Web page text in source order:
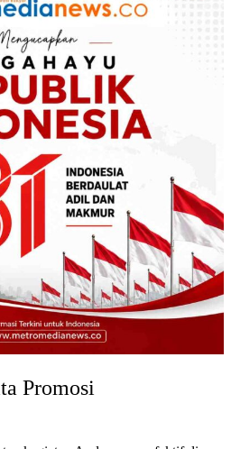
Promosi